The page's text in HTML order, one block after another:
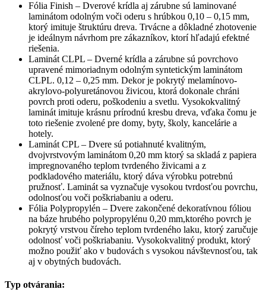
Fólia Finish – Dverové krídla aj zárubne sú laminované
laminátom odolným voči oderu s hrúbkou 0,10 – 0,15 mm,
ktorý imituje štruktúru dreva. Trvácne a dôkladné zhotovenie
je ideálnym návrhom pre zákazníkov, ktorí hľadajú efektné
riešenia.
Laminát CLPL – Dverné krídla a zárubne sú povrchovo
upravené mimoriadnym odolným syntetickým laminátom
CLPL. 0,12 – 0,25 mm. Dekor je pokrytý melamínovo-
akrylovo-polyuretánovou živicou, ktorá dokonale chráni
povrch proti oderu, poškodeniu a svetlu. Vysokokvalitný
laminát imituje krásnu prírodnú kresbu dreva, vďaka čomu je
toto riešenie zvolené pre domy, byty, školy, kancelárie a
hotely.
Laminát CPL – Dvere sú potiahnuté kvalitným,
dvojvrstvovým laminátom 0,20 mm ktorý sa skladá z papiera
impregnovaného teplom tvrdeného živicami a z
podkladového materiálu, ktorý dáva výrobku potrebnú
pružnosť. Laminát sa vyznačuje vysokou tvrdosťou povrchu,
odolnosťou voči poškriabaniu a oderu.
Fólia Polypropylén – Dvere zakončené dekoratívnou fóliou
na báze hrubého polypropylénu 0,20 mm,ktorého povrch je
pokrytý vrstvou číreho teplom tvrdeného laku, ktorý zaručuje
odolnosť voči poškriabaniu. Vysokokvalitný produkt, ktorý
možno použiť ako v budovách s vysokou návštevnosťou, tak
aj v obytných budovách.
Typ otvárania: